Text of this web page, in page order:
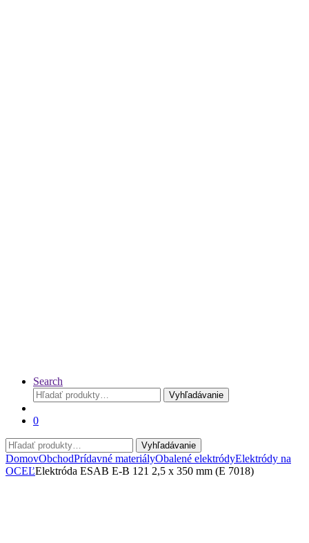
Search
Hľadať:
Vyhľadávanie
0
Hľadať:
Vyhľadávanie
DomovObchodPrídavné materiályObalené elektródyElektródy na
OCEĽElektróda ESAB E-B 121 2,5 x 350 mm (E 7018)